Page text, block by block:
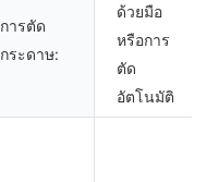
การตัด
กระดาษ:
ด้วยมือ
หรือการ
ตัด
อัตโนมัติ